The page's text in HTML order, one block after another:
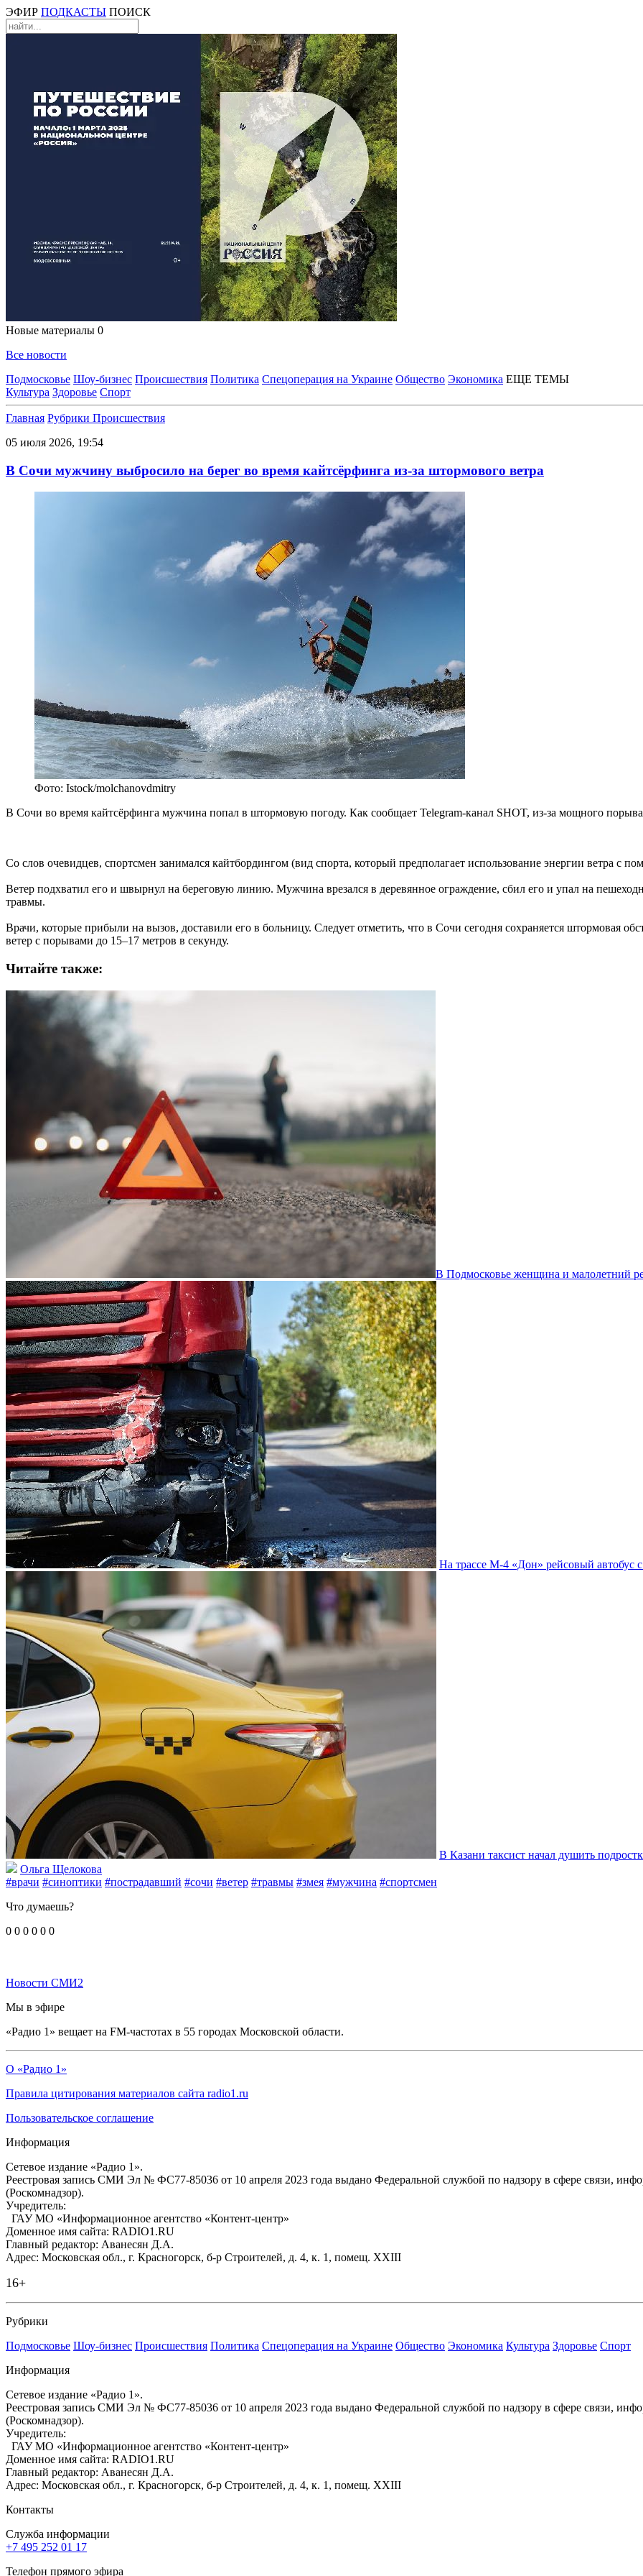
ЭФИР ПОДКАСТЫ ПОИСК
Новые материалы 0
Все новости
Подмосковье Шоу-бизнес Происшествия Политика Спецоперация на Украине Общество Экономика ЕЩЕ ТЕМЫ
Культура Здоровье Спорт
Главная Рубрики Происшествия
05 июля 2026, 19:54
В Сочи мужчину выбросило на берег во время кайтсёрфинга из-за штормового ветра
Фото: Istock/molchanovdmitry
В Сочи во время кайтсёрфинга мужчина попал в штормовую погоду. Как сообщает Telegram-канал SHOT, из-за мощного порыва
Со слов очевидцев, спортсмен занимался кайтбордингом (вид спорта, который предполагает использование энергии ветра с
Ветер подхватил его и швырнул на береговую линию. Мужчина врезался в деревянное ограждение, сбил его и упал на
травмы.
Врачи, которые прибыли на вызов, доставили его в больницу. Следует отметить, что в Сочи сегодня сохраняется штормовая
ветер с порывами до 15–17 метров в секунду.
Читайте также:
В Подмосковье женщина и малолетний
На трассе М-4 «Дон» рейсовый автобус
В Казани таксист начал душить
Ольга Щелокова
#врачи #синоптики #пострадавший #сочи #ветер #травмы #змея #мужчина #спортсмен
Что думаешь?
0 0 0 0 0 0
Новости СМИ2
Мы в эфире
«Радио 1» вещает на FM-частотах в 55 городах Московской области.
О «Радио 1»
Правила цитирования материалов сайта radio1.ru
Пользовательское соглашение
Информация
Сетевое издание «Радио 1».
Реестровая запись СМИ Эл № ФС77-85036 от 10 апреля 2023 года выдано Федеральной службой по надзору в сфере связи,
(Роскомнадзор).
Учредитель:
ГАУ МО «Информационное агентство «Контент-центр»
Доменное имя сайта: RADIO1.RU
Главный редактор: Аванесян Д.А.
Адрес: Московская обл., г. Красногорск, б-р Строителей, д. 4, к. 1, помещ. XXIII
16+
Рубрики
Подмосковье Шоу-бизнес Происшествия Политика Спецоперация на Украине Общество Экономика Культура Здоровье Спорт
Информация
Сетевое издание «Радио 1».
Реестровая запись СМИ Эл № ФС77-85036 от 10 апреля 2023 года выдано Федеральной службой по надзору в сфере связи,
(Роскомнадзор).
Учредитель:
ГАУ МО «Информационное агентство «Контент-центр»
Доменное имя сайта: RADIO1.RU
Главный редактор: Аванесян Д.А.
Адрес: Московская обл., г. Красногорск, б-р Строителей, д. 4, к. 1, помещ. XXIII
Контакты
Служба информации
+7 495 252 01 17
Телефон прямого эфира